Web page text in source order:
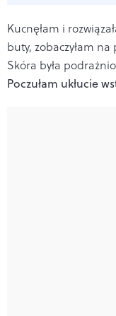
Kucnęłam i
buty, zobaczyłam
Skóra była
Poczułam ukłucie